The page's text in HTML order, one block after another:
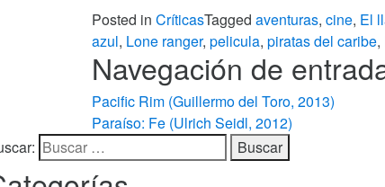
Posted in CríticasTagged aventuras, cine, El
azul, Lone ranger, pelicula, piratas del caribe,
Navegación de
Pacific Rim (Guillermo del Toro, 2013)
Paraíso: Fe (Ulrich Seidl, 2012)